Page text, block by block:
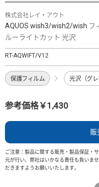
株式会社レイ・アウト
AQUOS wish3/wish2/wish フ
ルーライトカット 光沢
RT-AQWIFT/V12
保護フィルム 光沢（グレ
参考価格￥1,430
販
ご注意：製品に関する販売・製品保証・
元が行い、弊社はいかなる責任も負いま
だきますようお願いいたします。